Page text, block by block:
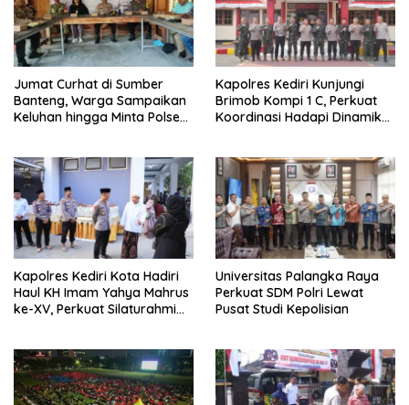
Jumat Curhat di Sumber
Banteng, Warga Sampaikan
Keluhan hingga Minta Polsek
Kapolres Kediri Kunjungi
Brimob Kompi 1 C, Perkuat
Koordinasi Hadapi Dinamika
Kapolres Kediri Kota Hadiri
Haul KH Imam Yahya Mahrus
ke-XV, Perkuat Silaturahmi
Universitas Palangka Raya
Perkuat SDM Polri Lewat
Pusat Studi Kepolisian